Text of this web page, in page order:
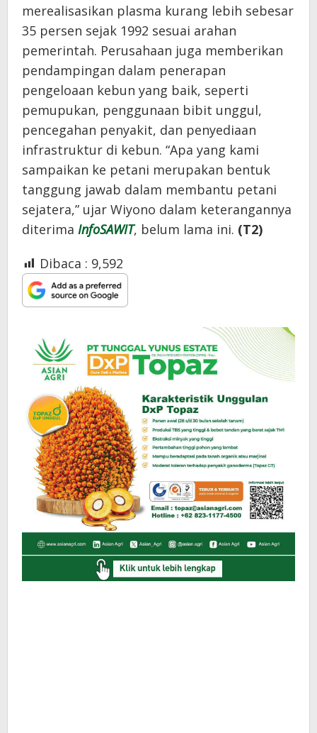
merealisasikan plasma kurang lebih sebesar
35 persen sejak 1992 sesuai arahan
pemerintah. Perusahaan juga memberikan
pendampingan dalam penerapan
pengeloaan kebun yang baik, seperti
pemupukan, penggunaan bibit unggul,
pencegahan penyakit, dan penyediaan
infrastruktur di kebun. “Apa yang kami
sampaikan ke petani merupakan bentuk
tanggung jawab dalam membantu petani
sejatera,” ujar Wiyono dalam keterangannya
diterima InfoSAWIT, belum lama ini. (T2)
Dibaca : 9,592